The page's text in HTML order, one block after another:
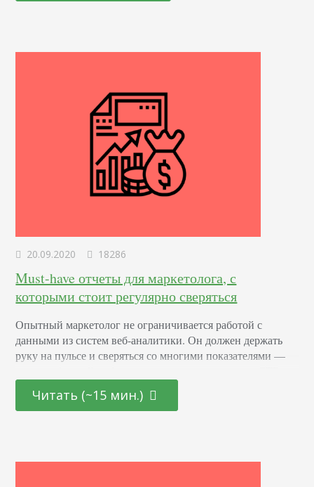
20.09.2020 18286
Must-have отчеты для маркетолога, с
которыми стоит регулярно сверяться
Опытный маркетолог не ограничивается работой с
данными из систем веб-аналитики. Он должен держать
руку на пульсе и сверяться со многими показателями —
Константин Рачин, маркетолог Ringostat, рассказывает
нам, какие отчеты желательно использовать специалисту
Читать (~15 мин.)